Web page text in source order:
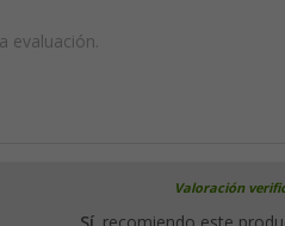
evaluación.
Valoración